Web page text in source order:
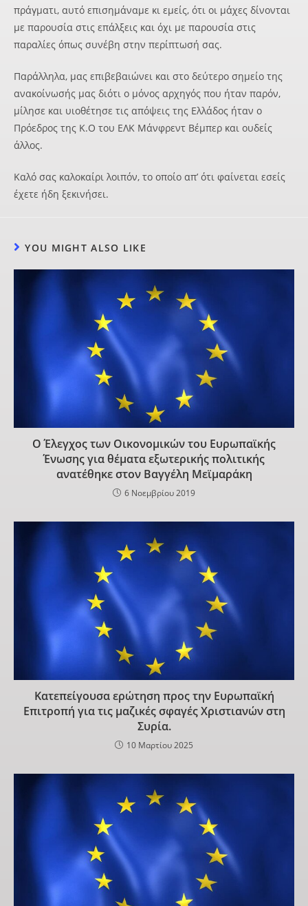
πράγματι, αυτό επισημάναμε κι εμείς, ότι οι μάχες δίνονται
με παρουσία στις επάλξεις και όχι με παρουσία στις
παραλίες όπως συνέβη στην περίπτωσή σας.
Παράλληλα, μας επιβεβαιώνει και στο δεύτερο σημείο της
ανακοίνωσής μας διότι ο μόνος αρχηγός που ήταν παρόν,
μίλησε και υιοθέτησε τις απόψεις της Ελλάδος ήταν ο
Πρόεδρος της Κ.Ο του ΕΛΚ Μάνφρεντ Βέμπερ και ουδείς
άλλος.
Καλό σας καλοκαίρι λοιπόν, το οποίο απ’ ότι φαίνεται εσείς
έχετε ήδη ξεκινήσει.
YOU MIGHT ALSO LIKE
Ο Έλεγχος των Οικονομικών του Ευρωπαϊκής
Ένωσης για θέματα εξωτερικής πολιτικής
ανατέθηκε στον Βαγγέλη Μεϊμαράκη
6 Νοεμβρίου 2019
Κατεπείγουσα ερώτηση προς την Ευρωπαϊκή
Επιτροπή για τις μαζικές σφαγές Χριστιανών στη
Συρία.
10 Μαρτίου 2025